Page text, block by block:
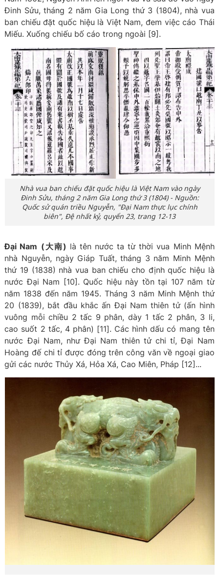
Đinh Sửu, tháng 2 năm Gia Long thứ 3 (1804), nhà vua
ban chiếu đặt quốc hiệu là Việt Nam, đem việc cáo Thái
Miếu. Xuống chiếu bố cáo trong ngoài [9].
Nhà vua ban chiếu đặt quốc hiệu là Việt Nam vào ngày
Đinh Sửu, tháng 2 năm Gia Long thứ 3 (1804) - Nguồn:
Quốc sử quán triều Nguyễn, "Đại Nam thực lục chính
biên", Đệ nhất kỷ, quyển 23, trang 12-13
Đại Nam (大南) là tên nước ta từ thời vua Minh Mệnh
nhà Nguyễn, ngày Giáp Tuất, tháng 3 năm Minh Mệnh
thứ 19 (1838) nhà vua ban chiếu cho định quốc hiệu là
nước Đại Nam [10]. Quốc hiệu này tồn tại 107 năm từ
năm 1838 đến năm 1945. Tháng 3 năm Minh Mệnh thứ
20 (1839), bắt đầu khắc ấn Đại Nam thiên tử (ấn hình
vuông mỗi chiều 2 tấc 9 phân, dày 1 tấc 2 phân, 3 li,
cao suốt 2 tấc, 4 phân) [11]. Các hình dấu có mang tên
nước Đại Nam, như Đại Nam thiên tử chi tỉ, Đại Nam
Hoàng đế chi tỉ được đóng trên công văn về ngoại giao
gửi các nước Thủy Xá, Hỏa Xá, Cao Miên, Pháp [12]...